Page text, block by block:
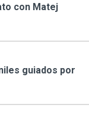
con Matej
guiados por